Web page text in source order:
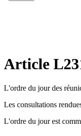
Article
L'ordre du jour des
Les consultations
L'ordre du jour est